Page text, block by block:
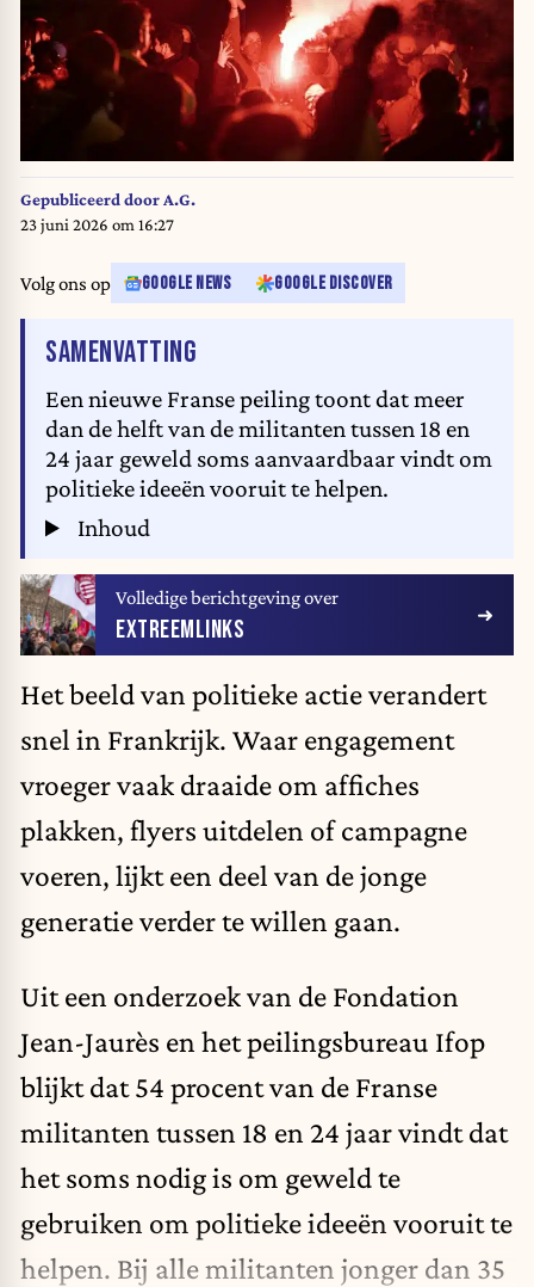
Gepubliceerd doorA.G.
23 juni 2026 om 16:27
Volg ons op GOOGLE NEWS GOOGLE DISCOVER
SAMENVATTING
Een nieuwe Franse peiling toont dat meer
dan de helft van de militanten tussen 18 en
24 jaar geweld soms aanvaardbaar vindt om
politieke ideeën vooruit te helpen.
Inhoud
Volledige berichtgeving over
EXTREEMLINKS
Het beeld van politieke actie verandert
snel in Frankrijk. Waar engagement
vroeger vaak draaide om affiches
plakken, flyers uitdelen of campagne
voeren, lijkt een deel van de jonge
generatie verder te willen gaan.
Uit een onderzoek van de Fondation
Jean-Jaurès en het peilingsbureau Ifop
blijkt dat 54 procent van de Franse
militanten tussen 18 en 24 jaar vindt dat
het soms nodig is om geweld te
gebruiken om politieke ideeën vooruit te
helpen. Bij alle militanten jonger dan 35